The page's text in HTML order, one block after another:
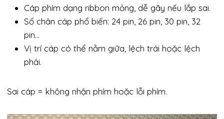
Cáp phím dạng ribbon mỏng, dễ gãy nếu lắp sai.
Số chân cáp phổ biến: 24 pin, 26 pin, 30 pin, 32
pin…
Vị trí cáp có thể nằm giữa, lệch trái hoặc lệch
phải.
Sai cáp = không nhận phím hoặc lỗi phím.